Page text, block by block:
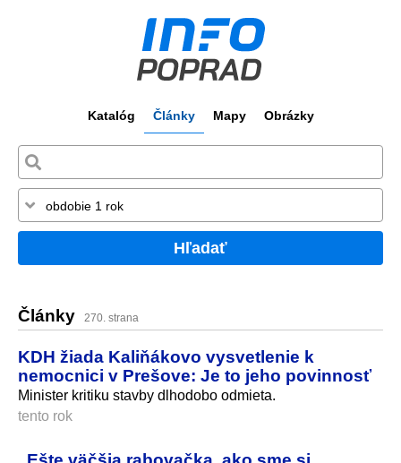
Katalóg Články Mapy Obrázky
Hľadať
Články 270. strana
KDH žiada Kaliňákovo vysvetlenie k
nemocnici v Prešove: Je to jeho povinnosť
Minister kritiku stavby dlhodobo odmieta.
tento rok